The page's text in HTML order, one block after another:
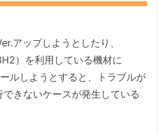
アップしようとしたり、
）を利用している機材に
ルしようとすると、トラブルが
きないケースが発生している